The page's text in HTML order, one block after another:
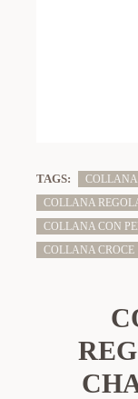
TAGS:
COLLANA
COLLANA CON
COLLANA CROCE